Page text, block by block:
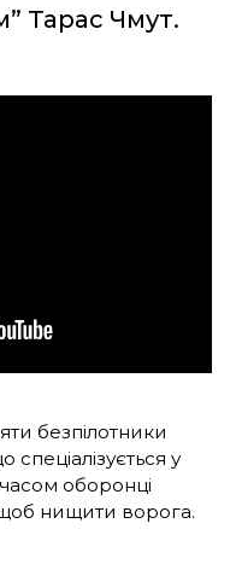
Тарас Чмут.
безпілотники
у
оборонці
нищити ворога.